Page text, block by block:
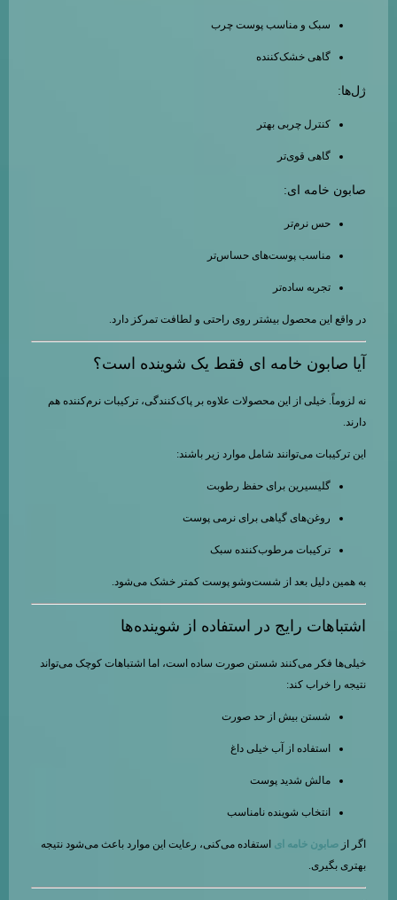
سبک و مناسب پوست چرب
گاهی خشک‌کننده
ژل‌ها:
کنترل چربی بهتر
گاهی قوی‌تر
صابون خامه ای:
حس نرم‌تر
مناسب پوست‌های حساس‌تر
تجربه ساده‌تر
در واقع این محصول بیشتر روی راحتی و لطافت تمرکز دارد.
آیا صابون خامه ای فقط یک شوینده است؟
نه لزوماً. خیلی از این محصولات علاوه بر پاک‌کنندگی، ترکیبات نرم‌کننده هم
دارند.
این ترکیبات می‌توانند شامل موارد زیر باشند:
گلیسیرین برای حفظ رطوبت
روغن‌های گیاهی برای نرمی پوست
ترکیبات مرطوب‌کننده سبک
به همین دلیل بعد از شست‌وشو پوست کمتر خشک می‌شود.
اشتباهات رایج در استفاده از شوینده‌ها
خیلی‌ها فکر می‌کنند شستن صورت ساده است، اما اشتباهات کوچک می‌تواند
نتیجه را خراب کند:
شستن بیش از حد صورت
استفاده از آب خیلی داغ
مالش شدید پوست
انتخاب شوینده نامناسب
اگر از صابون خامه ای استفاده می‌کنی، رعایت این موارد باعث می‌شود نتیجه
بهتری بگیری.